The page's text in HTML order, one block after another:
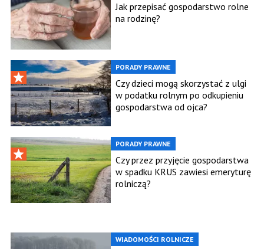
Jak przepisać gospodarstwo rolne
na rodzinę?
PORADY PRAWNE
Czy dzieci mogą skorzystać z ulgi
w podatku rolnym po odkupieniu
gospodarstwa od ojca?
PORADY PRAWNE
Czy przez przyjęcie gospodarstwa
w spadku KRUS zawiesi emeryturę
rolniczą?
WIADOMOŚCI ROLNICZE